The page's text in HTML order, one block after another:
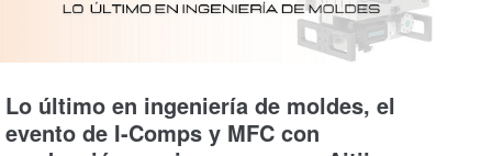
Lo último en ingeniería de moldes, el
evento de I-Comps y MFC con